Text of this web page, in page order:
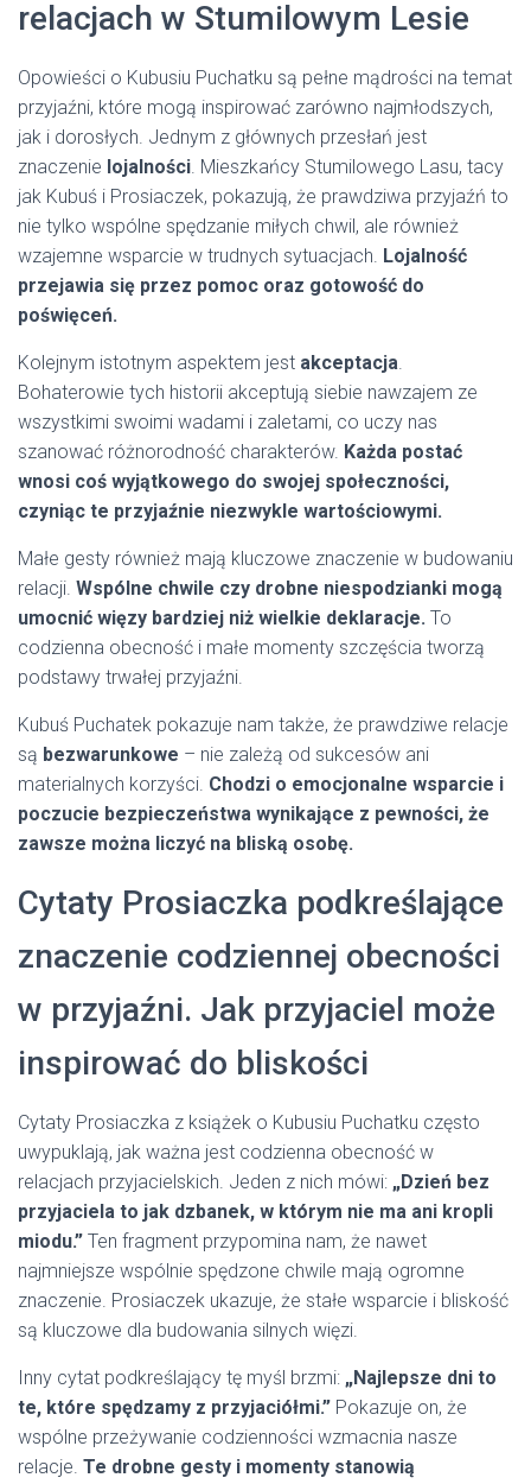
relacjach w Stumilowym Lesie
Opowieści o Kubusiu Puchatku są pełne mądrości na temat
przyjaźni, które mogą inspirować zarówno najmłodszych,
jak i dorosłych. Jednym z głównych przesłań jest
znaczenie lojalności. Mieszkańcy Stumilowego Lasu, tacy
jak Kubuś i Prosiaczek, pokazują, że prawdziwa przyjaźń to
nie tylko wspólne spędzanie miłych chwil, ale również
wzajemne wsparcie w trudnych sytuacjach. Lojalność
przejawia się przez pomoc oraz gotowość do
poświęceń.
Kolejnym istotnym aspektem jest akceptacja.
Bohaterowie tych historii akceptują siebie nawzajem ze
wszystkimi swoimi wadami i zaletami, co uczy nas
szanować różnorodność charakterów. Każda postać
wnosi coś wyjątkowego do swojej społeczności,
czyniąc te przyjaźnie niezwykle wartościowymi.
Małe gesty również mają kluczowe znaczenie w budowaniu
relacji. Wspólne chwile czy drobne niespodzianki mogą
umocnić więzy bardziej niż wielkie deklaracje. To
codzienna obecność i małe momenty szczęścia tworzą
podstawy trwałej przyjaźni.
Kubuś Puchatek pokazuje nam także, że prawdziwe relacje
są bezwarunkowe – nie zależą od sukcesów ani
materialnych korzyści. Chodzi o emocjonalne wsparcie i
poczucie bezpieczeństwa wynikające z pewności, że
zawsze można liczyć na bliską osobę.
Cytaty Prosiaczka podkreślające
znaczenie codziennej obecności
w przyjaźni. Jak przyjaciel może
inspirować do bliskości
Cytaty Prosiaczka z książek o Kubusiu Puchatku często
uwypuklają, jak ważna jest codzienna obecność w
relacjach przyjacielskich. Jeden z nich mówi: „Dzień bez
przyjaciela to jak dzbanek, w którym nie ma ani kropli
miodu.” Ten fragment przypomina nam, że nawet
najmniejsze wspólnie spędzone chwile mają ogromne
znaczenie. Prosiaczek ukazuje, że stałe wsparcie i bliskość
są kluczowe dla budowania silnych więzi.
Inny cytat podkreślający tę myśl brzmi: „Najlepsze dni to
te, które spędzamy z przyjaciółmi.” Pokazuje on, że
wspólne przeżywanie codzienności wzmacnia nasze
relacje. Te drobne gesty i momenty stanowią